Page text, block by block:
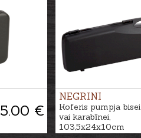
€
NEGRINI
Koferis pumpja bisei
vai karabīnei,
103,5x24x10cm